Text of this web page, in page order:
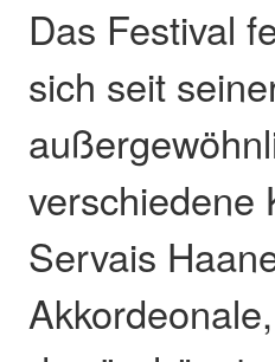
Das Festival
sich seit
verschiedene
Servais